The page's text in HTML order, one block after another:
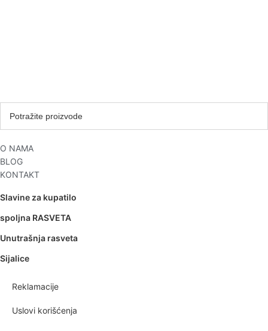
O NAMA
BLOG
KONTAKT
Slavine za kupatilo
spoljna RASVETA
Unutrašnja rasveta
Sijalice
Reklamacije
Uslovi korišćenja